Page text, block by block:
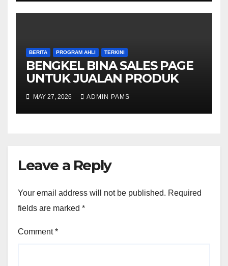
BERITA PROGRAM AHLI TERKINI
BENGKEL BINA SALES PAGE
UNTUK JUALAN PRODUK
MAY 27, 2026 ADMIN PAMS
Leave a Reply
Your email address will not be published. Required
fields are marked *
Comment*